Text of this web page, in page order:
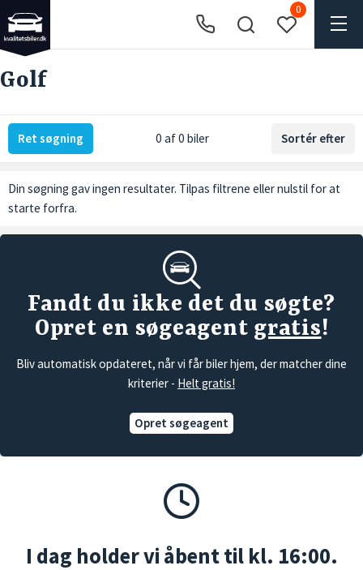
0
Golf
Ret søgning 0 af 0 biler Sortér efter
Din søgning gav ingen resultater. Tilpas filtrene ellernulstil for at
starte forfra.
Fandt du ikke det du søgte?
Opret en søgeagent gratis!
Bliv automatisk opdateret, når vi får biler hjem, der matcher dine
kriterier - Helt gratis!
Opret søgeagent
I dag holder vi åbent til kl. 16:00.